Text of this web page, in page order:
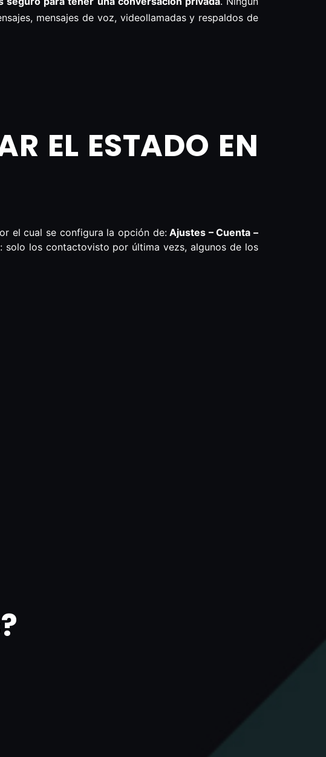
mensajes de voz, videollamadas y respaldos de
EL ESTADO EN
el cual se configura la opción de:Ajustes – Cuenta –
solo los contactovisto por última vezs, algunos de los